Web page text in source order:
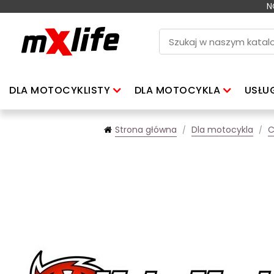
DLA MOTOCYKLISTY DLA MOTOCYKLA
Strona główna Dla motocykla